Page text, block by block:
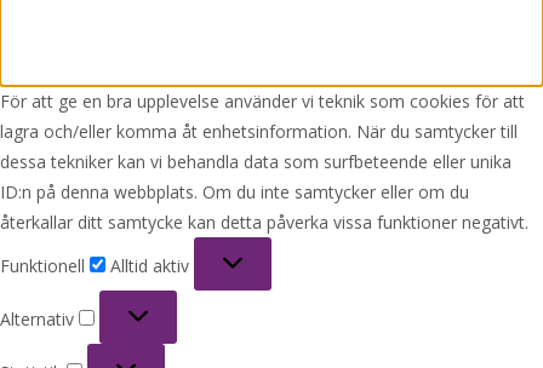
För att ge en bra upplevelse använder vi teknik som cookies för att
lagra och/eller komma åt enhetsinformation. När du samtycker till
dessa tekniker kan vi behandla data som surfbeteende eller unika
ID:n på denna webbplats. Om du inte samtycker eller om du
återkallar ditt samtycke kan detta påverka vissa funktioner negativt.
Funktionell
Alltid aktiv
Alternativ